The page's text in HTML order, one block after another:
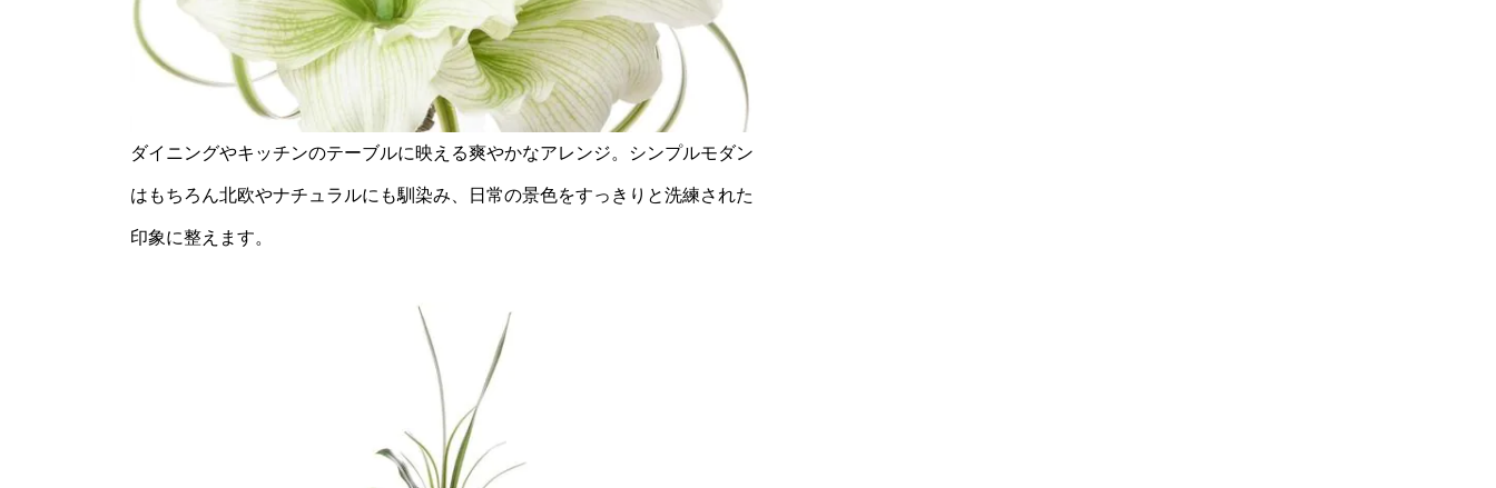
ダイニングやキッチンのテーブルに映える爽やかなアレンジ。シンプルモダン
はもちろん北欧やナチュラルにも馴染み、日常の景色をすっきりと洗練された
印象に整えます。